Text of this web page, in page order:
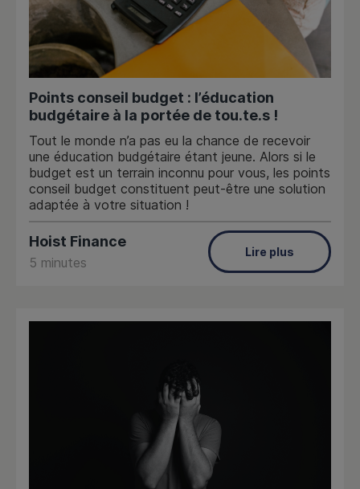
Points conseil budget : l’éducation
budgétaire à la portée de tou.te.s !
Tout le monde n’a pas eu la chance de recevoir
une éducation budgétaire étant jeune. Alors si le
budget est un terrain inconnu pour vous, les points
conseil budget constituent peut-être une solution
adaptée à votre situation !
Hoist Finance
5 minutes
Lire plus